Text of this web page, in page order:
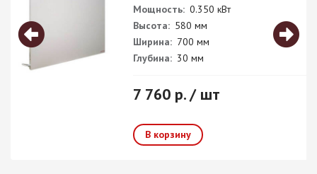
Мощность: 0.350 кВт
Высота: 580 мм
Ширина: 700 мм
Глубина: 30 мм
7 760 р. / шт